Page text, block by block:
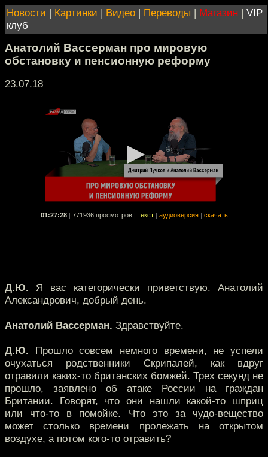
Новости | Картинки | Видео | Переводы | Магазин | VIP
клуб
Анатолий Вассерман про мировую
обстановку и пенсионную реформу
23.07.18
01:27:28 771936 просмотров текст аудиоверсия скачать
Д.Ю. Я вас категорически приветствую. Анатолий
Александрович, добрый день.
Анатолий Вассерман. Здравствуйте.
Д.Ю. Прошло совсем немного времени, не успели
очухаться родственники Скрипалей, как вдруг
отравили каких-то британских бомжей. Трех секунд не
прошло, заявлено об атаке России на граждан
Британии. Говорят, что они нашли какой-то шприц
или что-то в помойке. Что это за чудо-вещество
может столько времени пролежать на открытом
воздухе, а потом кого-то отравить?